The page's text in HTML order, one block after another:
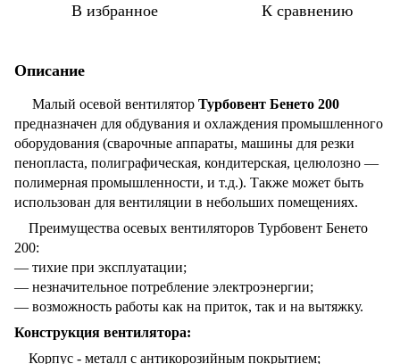
В избранное К сравнению
Описание
Малый осевой вентилятор Турбовент Бенето 200
предназначен для обдувания и охлаждения промышленного
оборудования (сварочные аппараты, машины для резки
пенопласта, полиграфическая, кондитерская, целюлозно ―
полимерная промышленности, и т.д.). Также может быть
использован для вентиляции в небольших помещениях.
Преимущества осевых вентиляторов Турбовент Бенето
200:
― тихие при эксплуатации;
― незначительное потребление электроэнергии;
― возможность работы как на приток, так и на вытяжку.
Конструкция вентилятора:
Корпус - металл с антикорозийным покрытием;